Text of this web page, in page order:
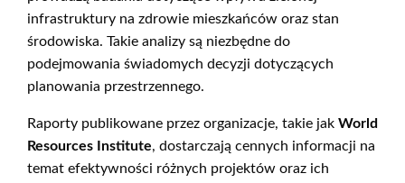
infrastruktury na zdrowie mieszkańców oraz stan
środowiska. Takie analizy są niezbędne do
podejmowania świadomych decyzji dotyczących
planowania przestrzennego.
Raporty publikowane przez organizacje, takie jak World
Resources Institute, dostarczają cennych informacji na
temat efektywności różnych projektów oraz ich